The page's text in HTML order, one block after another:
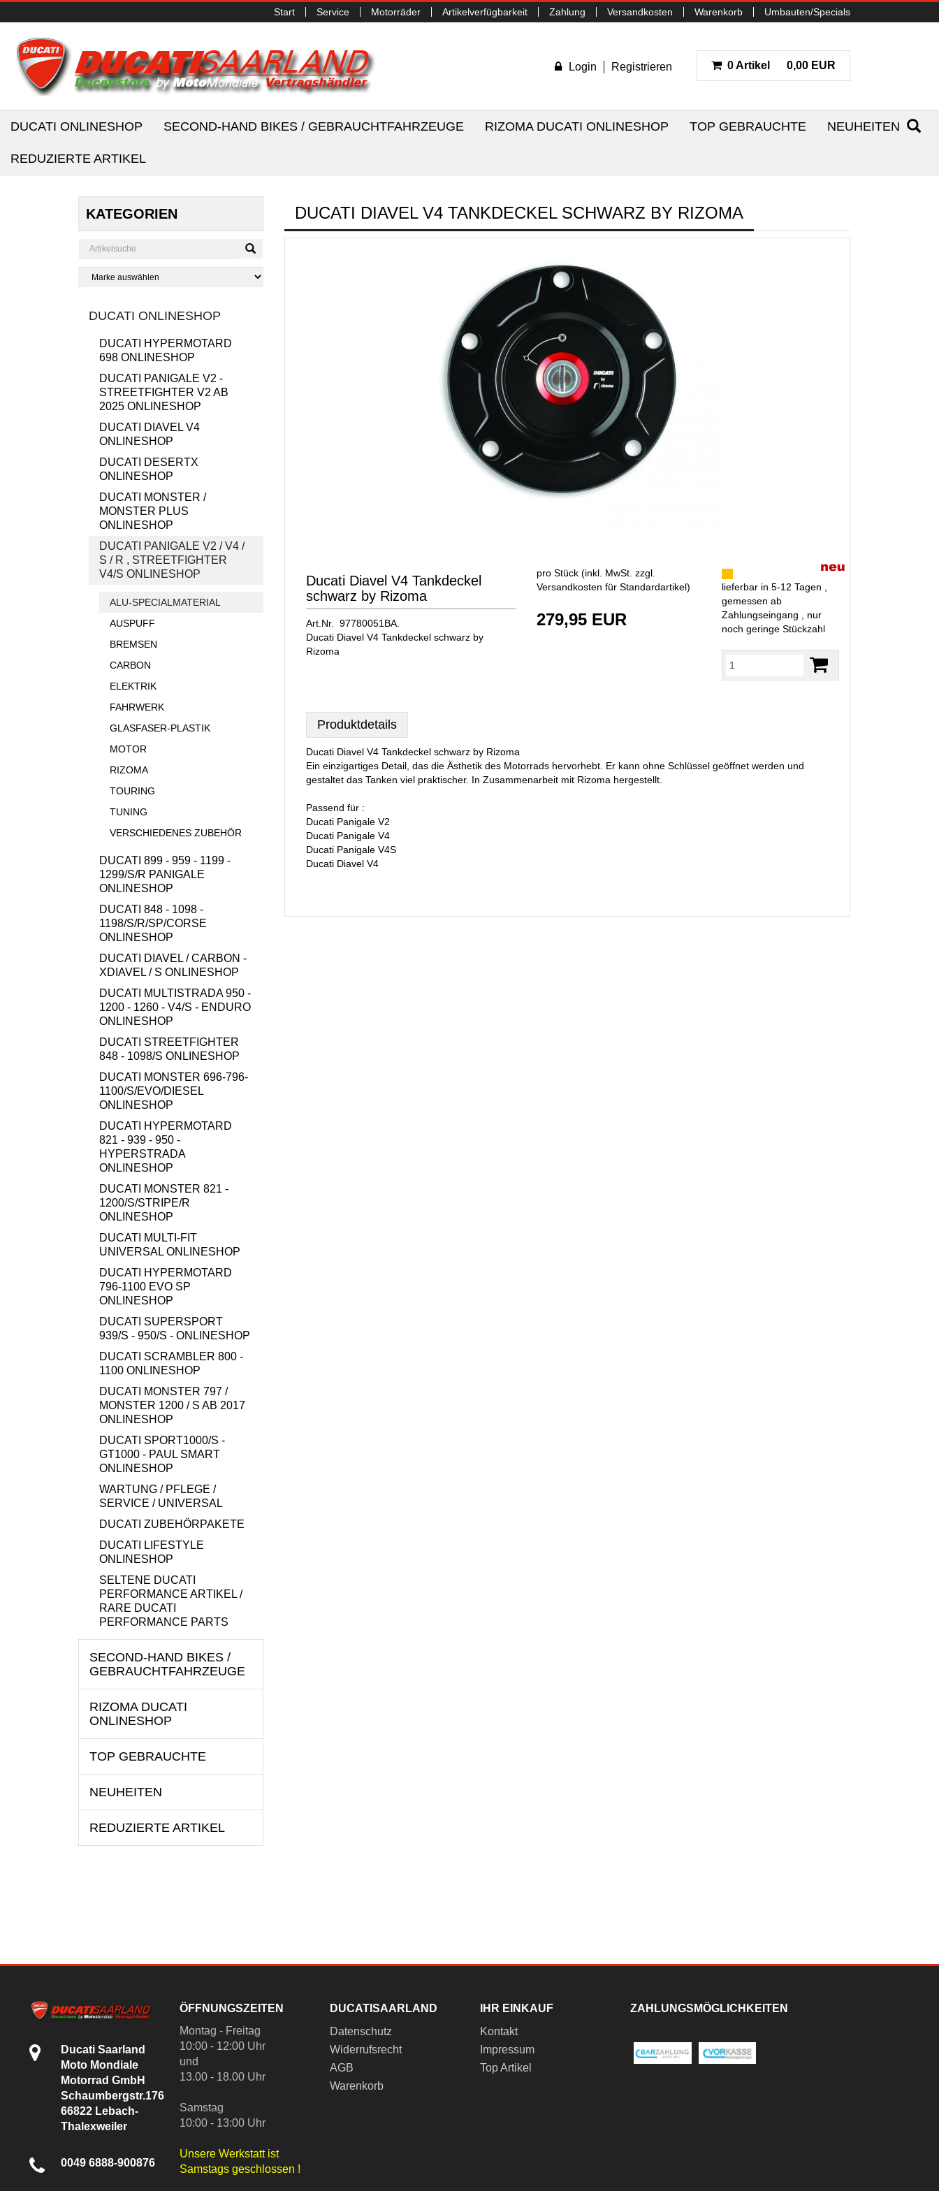
Start Service Motorräder Artikelverfügbarkeit Zahlung Versandkosten Warenkorb Umbauten/Specials
Login Registrieren 0 Artikel 0,00 EUR
DUCATI ONLINESHOP SECOND-HAND BIKES / GEBRAUCHTFAHRZEUGE RIZOMA DUCATI ONLINESHOP TOP GEBRAUCHTE NEUHEITEN
REDUZIERTE ARTIKEL
KATEGORIEN
DUCATI ONLINESHOP
DUCATI HYPERMOTARD
698 ONLINESHOP
DUCATI PANIGALE V2 -
STREETFIGHTER V2 AB
2025 ONLINESHOP
DUCATI DIAVEL V4
ONLINESHOP
DUCATI DESERTX
ONLINESHOP
DUCATI MONSTER /
MONSTER PLUS
ONLINESHOP
DUCATI PANIGALE V2 / V4 /
S / R , STREETFIGHTER
V4/S ONLINESHOP
ALU-SPECIALMATERIAL
AUSPUFF
BREMSEN
CARBON
ELEKTRIK
FAHRWERK
GLASFASER-PLASTIK
MOTOR
RIZOMA
TOURING
TUNING
VERSCHIEDENES ZUBEHÖR
DUCATI 899 - 959 - 1199 -
1299/S/R PANIGALE
ONLINESHOP
DUCATI 848 - 1098 -
1198/S/R/SP/CORSE
ONLINESHOP
DUCATI DIAVEL / CARBON -
XDIAVEL / S ONLINESHOP
DUCATI MULTISTRADA 950 -
1200 - 1260 - V4/S - ENDURO
ONLINESHOP
DUCATI STREETFIGHTER
848 - 1098/S ONLINESHOP
DUCATI MONSTER 696-796-
1100/S/EVO/DIESEL
ONLINESHOP
DUCATI HYPERMOTARD
821 - 939 - 950 -
HYPERSTRADA
ONLINESHOP
DUCATI MONSTER 821 -
1200/S/STRIPE/R
ONLINESHOP
DUCATI MULTI-FIT
UNIVERSAL ONLINESHOP
DUCATI HYPERMOTARD
796-1100 EVO SP
ONLINESHOP
DUCATI SUPERSPORT
939/S - 950/S - ONLINESHOP
DUCATI SCRAMBLER 800 -
1100 ONLINESHOP
DUCATI MONSTER 797 /
MONSTER 1200 / S AB 2017
ONLINESHOP
DUCATI SPORT1000/S -
GT1000 - PAUL SMART
ONLINESHOP
WARTUNG / PFLEGE /
SERVICE / UNIVERSAL
DUCATI ZUBEHÖRPAKETE
DUCATI LIFESTYLE
ONLINESHOP
SELTENE DUCATI
PERFORMANCE ARTIKEL /
RARE DUCATI
PERFORMANCE PARTS
SECOND-HAND BIKES /
GEBRAUCHTFAHRZEUGE
RIZOMA DUCATI
ONLINESHOP
TOP GEBRAUCHTE
NEUHEITEN
REDUZIERTE ARTIKEL
DUCATI DIAVEL V4 TANKDECKEL SCHWARZ BY RIZOMA
Ducati Diavel V4 Tankdeckel
schwarz by Rizoma
Art.Nr. 97780051BA.
Ducati Diavel V4 Tankdeckel schwarz by
Rizoma
pro Stück (inkl. MwSt. zzgl.
Versandkosten für Standardartikel)
279,95 EUR
lieferbar in 5-12 Tagen ,
gemessen ab
Zahlungseingang , nur
noch geringe Stückzahl
Produktdetails
Ducati Diavel V4 Tankdeckel schwarz by Rizoma
Ein einzigartiges Detail, das die Ästhetik des Motorrads hervorhebt. Er kann ohne Schlüssel geöffnet werden und
gestaltet das Tanken viel praktischer. In Zusammenarbeit mit Rizoma hergestellt.
Passend für :
Ducati Panigale V2
Ducati Panigale V4
Ducati Panigale V4S
Ducati Diavel V4
Ducati Saarland
Moto Mondiale
Motorrad GmbH
Schaumbergstr.176
66822 Lebach-
Thalexweiler
0049 6888-900876
ÖFFNUNGSZEITEN
Montag - Freitag
10:00 - 12:00 Uhr
und
13.00 - 18.00 Uhr
Samstag
10:00 - 13:00 Uhr
Unsere Werkstatt ist
Samstags geschlossen !
DUCATISAARLAND
Datenschutz
Widerrufsrecht
AGB
Warenkorb
IHR EINKAUF
Kontakt
Impressum
Top Artikel
ZAHLUNGSMÖGLICHKEITEN